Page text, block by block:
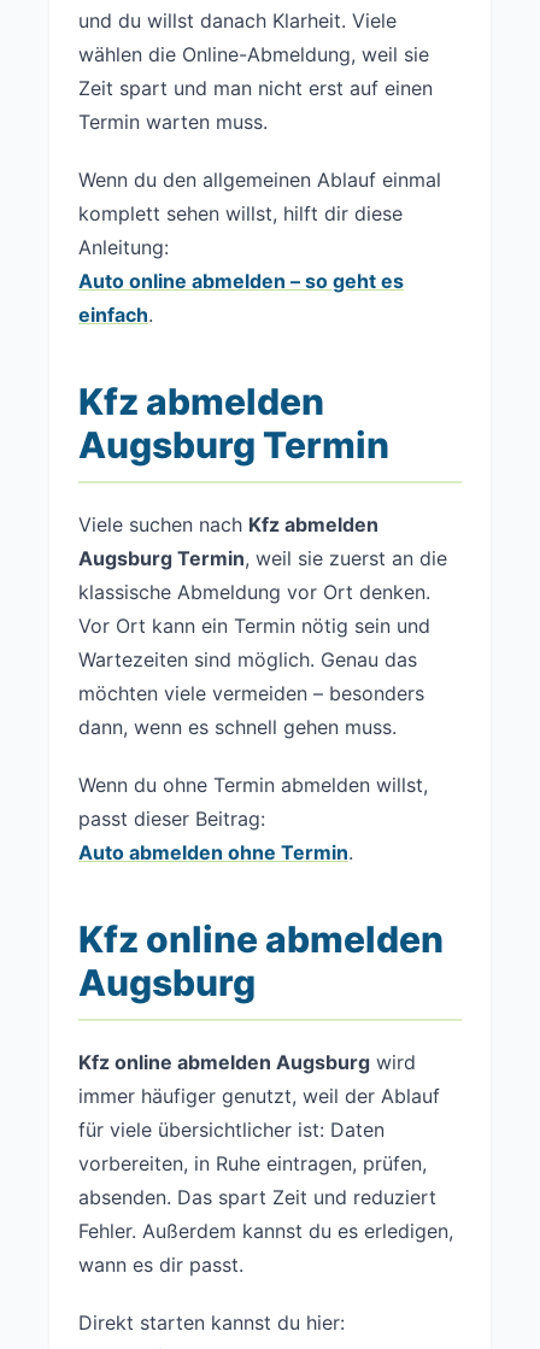
und du willst danach Klarheit. Viele
wählen die Online-Abmeldung, weil sie
Zeit spart und man nicht erst auf einen
Termin warten muss.
Wenn du den allgemeinen Ablauf einmal
komplett sehen willst, hilft dir diese
Anleitung:
Auto online abmelden – so geht es
einfach.
Kfz abmelden
Augsburg Termin
Viele suchen nach Kfz abmelden
Augsburg Termin, weil sie zuerst an die
klassische Abmeldung vor Ort denken.
Vor Ort kann ein Termin nötig sein und
Wartezeiten sind möglich. Genau das
möchten viele vermeiden – besonders
dann, wenn es schnell gehen muss.
Wenn du ohne Termin abmelden willst,
passt dieser Beitrag:
Auto abmelden ohne Termin.
Kfz online abmelden
Augsburg
Kfz online abmelden Augsburg wird
immer häufiger genutzt, weil der Ablauf
für viele übersichtlicher ist: Daten
vorbereiten, in Ruhe eintragen, prüfen,
absenden. Das spart Zeit und reduziert
Fehler. Außerdem kannst du es erledigen,
wann es dir passt.
Direkt starten kannst du hier: